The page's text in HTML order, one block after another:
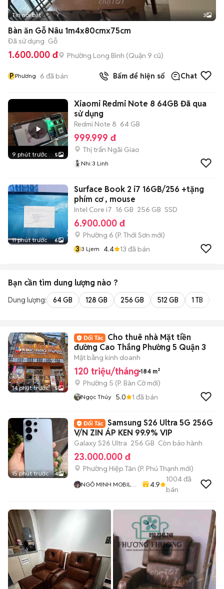
Tin nổi bật 3
Bàn ăn Gỗ Nâu 1m4x80cmx75cm
Đã sử dụng Gỗ
1.600.000 đ Phường Long Bình (Quận 9 cũ)
P Phương 6 đã bán Bấm để hiện số Chat
9 phút trước 5
Xiaomi Redmi Note 8 64GB Đã qua
sử dụng
Redmi Note 8 64 GB
999.999 đ
Thị trấn Ngãi Giao
Nhi:3 Linh
11 phút trước 6
Surface Book 2 i7 16GB/256 +tặng
phím cơ , mouse
Intel Core i7 16 GB 256 GB SSD
6.900.000 đ
Phường 6 (P. Thới Sơn mới)
3 3 Ljem 4.4 13 đã bán
Bạn cần tìm dung lượng nào ?
Dung lượng: 64 GB 128 GB 256 GB 512 GB 1 TB
14 phút trước 5
Cho thuê nhà Mặt tiền
đường Cao Thắng Phường 5 Quận 3
Mặt bằng kinh doanh
120 triệu/tháng 184 m²
Phường 5 (P. Bàn Cờmới)
Ngọc Thúy 5.0 1 đã bán
15 phút trước 4
Samsung S26 Ultra 5G 256G
V/N ZIN ÁP KEN 99.9% VIP
Galaxy S26 Ultra 256 GB Còn bảo hành
23.000.000 đ
Phường Hiệp Tân (P. Phú Thạnh mới)
NGÔ MINH MOBILE
4.9
1004đã
bán